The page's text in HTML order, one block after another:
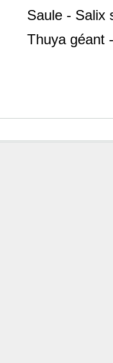
Saule - Salix
Thuya géant